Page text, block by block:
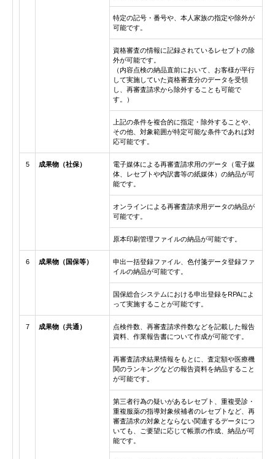
特定の記号・番号や、本人家族の指定や除外が
可能です。
資格審査の情報に記録されているレセプトの除
外が可能です。
（内容点検の納品直前において、お客様が平行
して実施していた資格審査分のデータを受領
し、再審査請求から除外することも可能で
す。）
上記の条件を複合的に指定・除外することや、
その他、対象範囲が特定可能な条件であれば対
応可能です。
5 成果物（社保）
電子媒体による再審査請求用のデータ（電子媒
体、レセプトや内訳書等の紙媒体）の納品が可
能です。
オンラインによる再審査請求用データの納品が
可能です。
原本印刷管理ファイルの納品が可能です。
6 成果物（国保等）
申出一括登録ファイル、色付箋データ登録ファ
イルの納品が可能です。
国保総合システムにおける申出登録をRPAによ
って実施することが可能です。
7 成果物（共通）
点検件数、再審査請求件数などを記載した報告
資料、作業報告書について作成が可能です。
再審査請求結果情報をもとに、査定額や医療機
関のランキングなどの報告資料を納品すること
が可能です。
第三者行為の疑いがあるレセプト、重複受診・
重複服薬の指導対象候補者のレセプトなど、再
審査請求の対象とならない関連するデータにつ
いても、ご要望に応じて帳票の作成、納品が可
能です。